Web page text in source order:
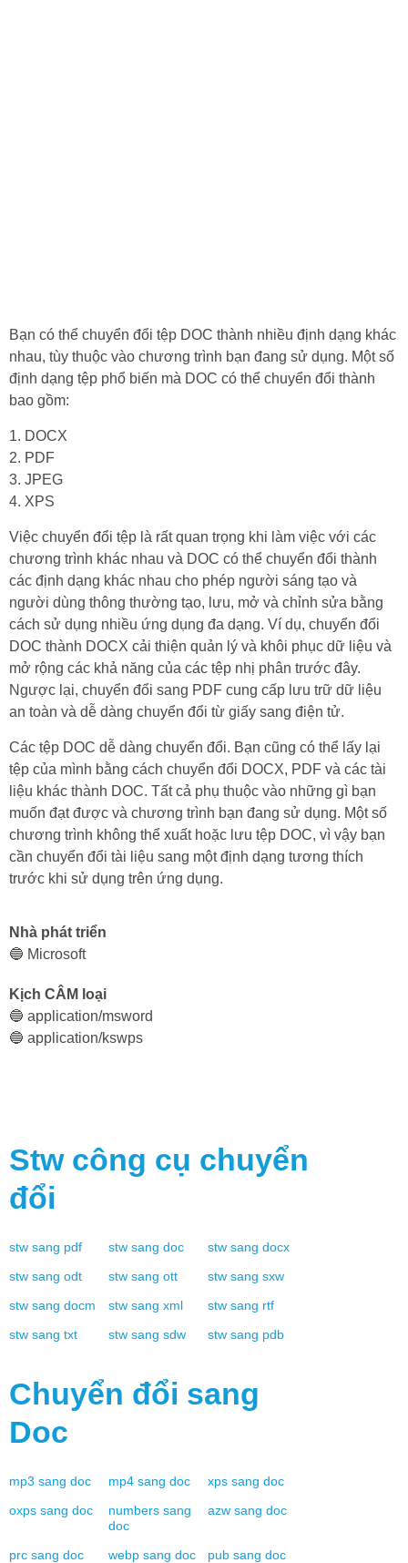
Bạn có thể chuyển đổi tệp DOC thành nhiều định dạng khác
nhau, tùy thuộc vào chương trình bạn đang sử dụng. Một số
định dạng tệp phổ biến mà DOC có thể chuyển đổi thành
bao gồm:
1. DOCX
2. PDF
3. JPEG
4. XPS
Việc chuyển đổi tệp là rất quan trọng khi làm việc với các
chương trình khác nhau và DOC có thể chuyển đổi thành
các định dạng khác nhau cho phép người sáng tạo và
người dùng thông thường tạo, lưu, mở và chỉnh sửa bằng
cách sử dụng nhiều ứng dụng đa dạng. Ví dụ, chuyển đổi
DOC thành DOCX cải thiện quản lý và khôi phục dữ liệu và
mở rộng các khả năng của các tệp nhị phân trước đây.
Ngược lại, chuyển đổi sang PDF cung cấp lưu trữ dữ liệu
an toàn và dễ dàng chuyển đổi từ giấy sang điện tử.
Các tệp DOC dễ dàng chuyển đổi. Bạn cũng có thể lấy lại
tệp của mình bằng cách chuyển đổi DOCX, PDF và các tài
liệu khác thành DOC. Tất cả phụ thuộc vào những gì bạn
muốn đạt được và chương trình bạn đang sử dụng. Một số
chương trình không thể xuất hoặc lưu tệp DOC, vì vậy bạn
cần chuyển đổi tài liệu sang một định dạng tương thích
trước khi sử dụng trên ứng dụng.
Nhà phát triển
🔵 Microsoft
Kịch CÂM loại
🔵 application/msword
🔵 application/kswps
Stw công cụ chuyển
đổi
stw sang pdf stw sang doc stw sang docx
stw sang odt stw sang ott stw sang sxw
stw sang docm stw sang xml stw sang rtf
stw sang txt stw sang sdw stw sang pdb
Chuyển đổi sang
Doc
mp3 sang doc mp4 sang doc xps sang doc
oxps sang doc numbers sang
doc
azw sang doc
prc sang doc webp sang doc pub sang doc